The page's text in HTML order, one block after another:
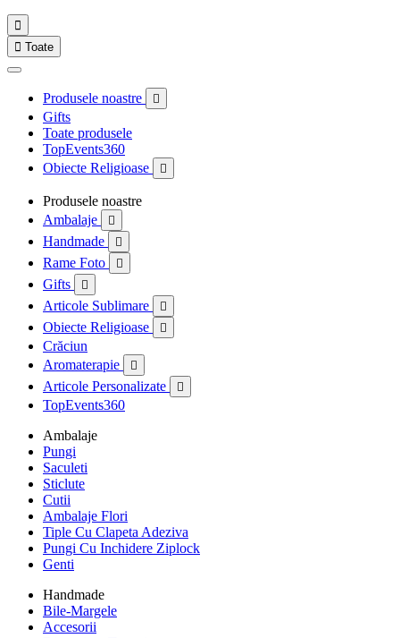

 Toate
Produsele noastre 
Gifts
Toate produsele
TopEvents360
Obiecte Religioase

Produsele noastre
Ambalaje

Handmade 
Rame Foto 
Gifts 
Articole Sublimare 
Obiecte Religioase 
Crăciun
Aromaterapie

Articole Personalizate 
TopEvents360
Ambalaje
Pungi
Saculeti
Sticlute
Cutii
Ambalaje Flori
Tiple Cu Clapeta Adeziva
Pungi Cu Inchidere Ziplock
Genti
Handmade
Bile-Margele
Accesorii